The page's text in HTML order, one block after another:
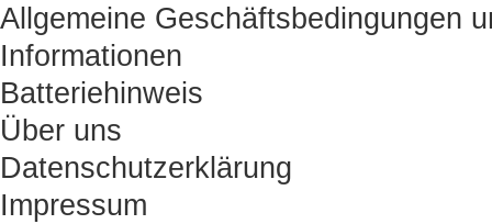
Allgemeine Geschäftsbedingungen
Informationen
Batteriehinweis
Über uns
Datenschutzerklärung
Impressum